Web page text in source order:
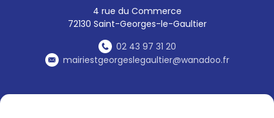
4 rue du Commerce
72130 Saint-Georges-le-Gaultier
02 43 97 31 20
mairiestgeorgeslegaultier@wanadoo.fr